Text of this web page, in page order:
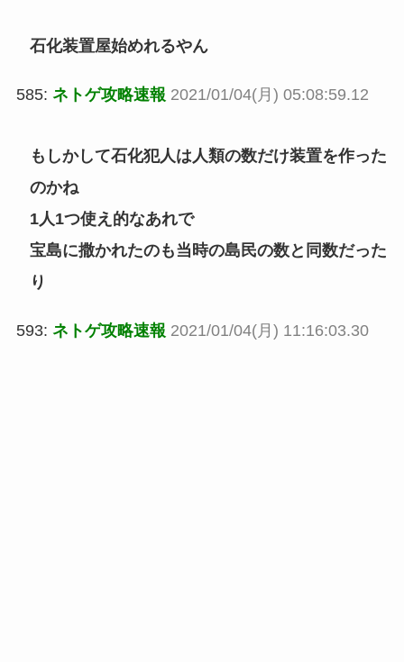
石化装置屋始めれるやん
585: ネトゲ攻略速報 2021/01/04(月) 05:08:59.12
もしかして石化犯人は人類の数だけ装置を作った
のかね
1人1つ使え的なあれで
宝島に撒かれたのも当時の島民の数と同数だった
り
593: ネトゲ攻略速報 2021/01/04(月) 11:16:03.30